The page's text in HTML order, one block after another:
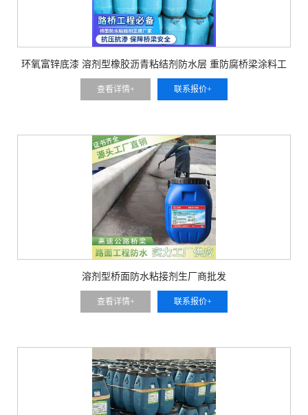
环氧富锌底漆 溶剂型橡胶沥青粘结剂防水层 重防腐桥梁涂料工
查看详情+ 联系报价+
溶剂型桥面防水粘接剂生厂商批发
查看详情+ 联系报价+